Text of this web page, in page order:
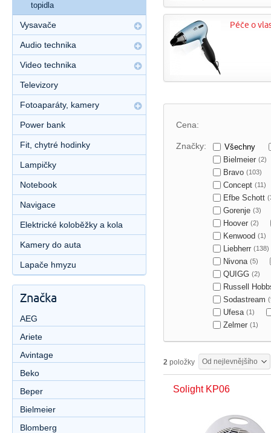
Péče o
Cena:
Značky:
Všechny
Bielmeier (2)
Bravo (103)
Concept (11)
Efbe Schott
Gorenje (3)
Hoover (2)
Kenwood (1)
Liebherr (138)
Nivona (5)
QUIGG (2)
Russell
Sodastream
Ufesa (1)
Zelmer (1)
2 položky Od nejlevnějšího
Solight KP06
topidla
Vysavače
Audio technika
Video technika
Televizory
Fotoaparáty, kamery
Power bank
Fit, chytré hodinky
Lampičky
Notebook
Navigace
Elektrické koloběžky a kola
Kamery do auta
Lapače hmyzu
Značka
AEG
Ariete
Avintage
Beko
Beper
Bielmeier
Blomberg